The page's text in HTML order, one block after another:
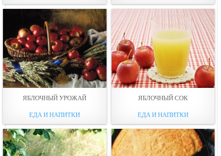
ЯБЛОЧНЫЙ УРОЖАЙ
ЕДА И НАПИТКИ
ЯБЛОЧНЫЙ СОК
ЕДА И НАПИТКИ